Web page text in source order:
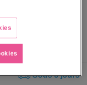
Sous 5 jours